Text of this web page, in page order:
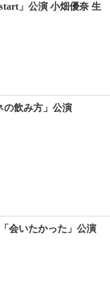
」公演 小畑優奈 生
の飲み方」公演
会いたかった」公演